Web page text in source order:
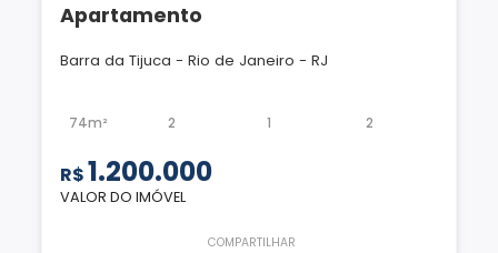
Apartamento
Barra da Tijuca - Rio de Janeiro - RJ
74m² 2 1 2
R$1.200.000
VALOR DO IMÓVEL
COMPARTILHAR